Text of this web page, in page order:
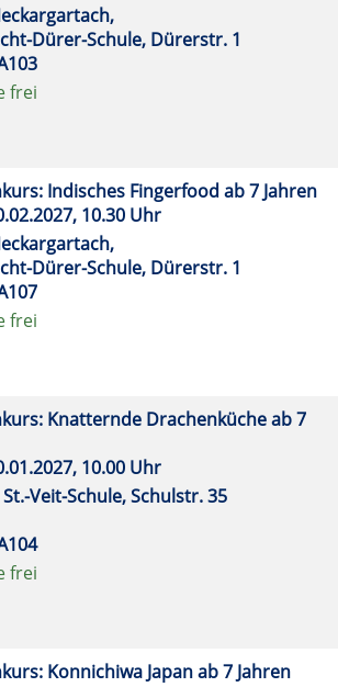
Dürer-Schule, Dürerstr. 1
frei
Indisches Fingerfood ab 7 Jahren
10.30 Uhr
Dürer-Schule, Dürerstr. 1
frei
Knatternde Drachenküche ab 7
10.00 Uhr
St.-Veit-Schule, Schulstr. 35
frei
Konnichiwa Japan ab 7 Jahren